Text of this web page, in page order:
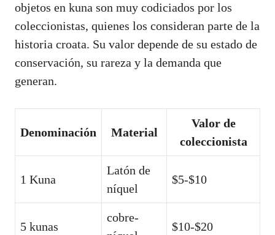
objetos en kuna son muy codiciados por los
coleccionistas, quienes los consideran parte de la
historia croata. Su valor depende de su estado de
conservación, su rareza y la demanda que
generan.
Denominación Material
Valor de
coleccionista
1 Kuna
Latón de
níquel
$5-$10
5 kunas
cobre-
$10-$20